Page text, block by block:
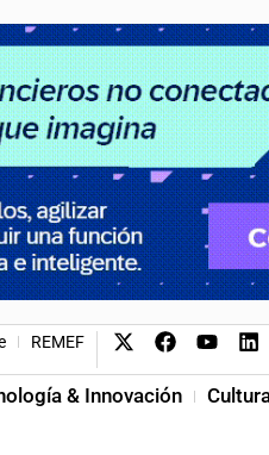
REMEF
& Innovación